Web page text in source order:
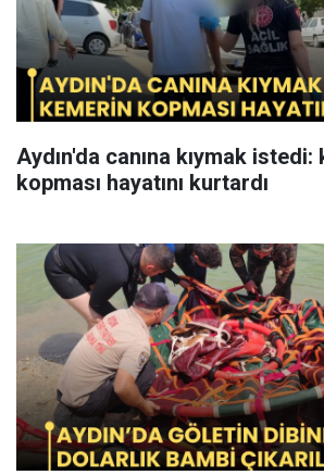
Aydın'da canına kıymak istedi:
kopması hayatını kurtardı